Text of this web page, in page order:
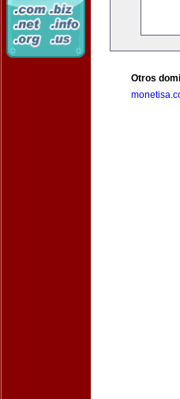
Otros